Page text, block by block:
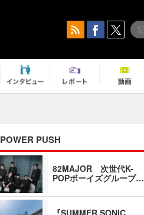
POWER PUSH
82MAJOR 次世代K-
POPボーイズグループ…
『SUMMER SONIC